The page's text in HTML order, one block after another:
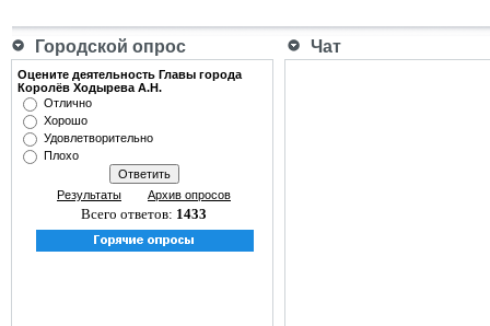
Городской опрос Чат
Оцените деятельность Главы города
Королёв Ходырева А.Н.
Отлично
Хорошо
Удовлетворительно
Плохо
Результаты Архив опросов
Всего ответов: 1433